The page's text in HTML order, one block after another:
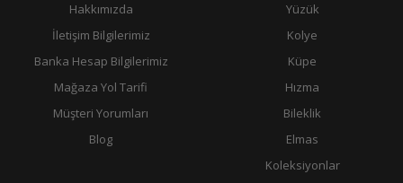
Hakkımızda
İletişim Bilgilerimiz
Banka Hesap Bilgilerimiz
Mağaza Yol Tarifi
Müşteri Yorumları
Blog
Yüzük
Kolye
Küpe
Hızma
Bileklik
Elmas
Koleksiyonlar